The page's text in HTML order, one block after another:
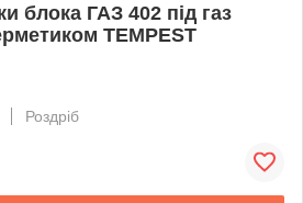
блока ГАЗ 402 під газ
TEMPEST
Роздріб